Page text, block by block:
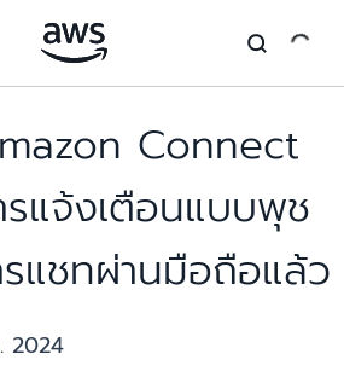
Connect
แจ้งเตือนแบบพุช
แชทผ่านมือถือแล้ว
2024